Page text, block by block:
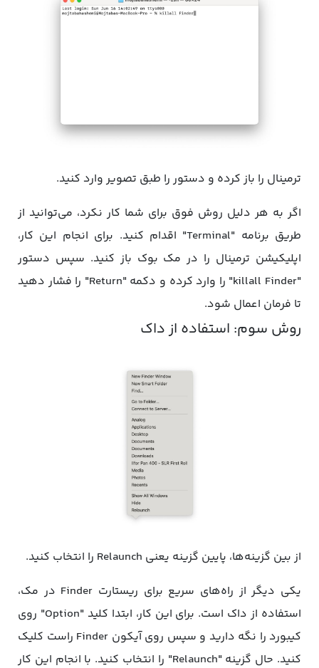
ترمینال را باز کرده و دستور را طبق تصویر وارد کنید.
اگر به هر دلیل روش فوق برای شما کار نکرد، می‌توانید از
طریق برنامه "Terminal" اقدام کنید. برای انجام این کار،
اپلیکیشن ترمینال را در مک بوک باز کنید. سپس دستور
"killall Finder" را وارد کرده و دکمه "Return" را فشار دهید
تا فرمان اعمال شود.
روش سوم: استفاده از داک
از بین گزینه‌ها، پایین گزینه یعنی Relaunch را انتخاب کنید.
یکی دیگر از راه‌های سریع برای ریستارت Finder در مک،
استفاده از داک است. برای این کار، ابتدا کلید "Option" روی
کیبورد را نگه دارید و سپس روی آیکون Finder راست کلیک
کنید. حال گزینه "Relaunch" را انتخاب کنید. با انجام این کار